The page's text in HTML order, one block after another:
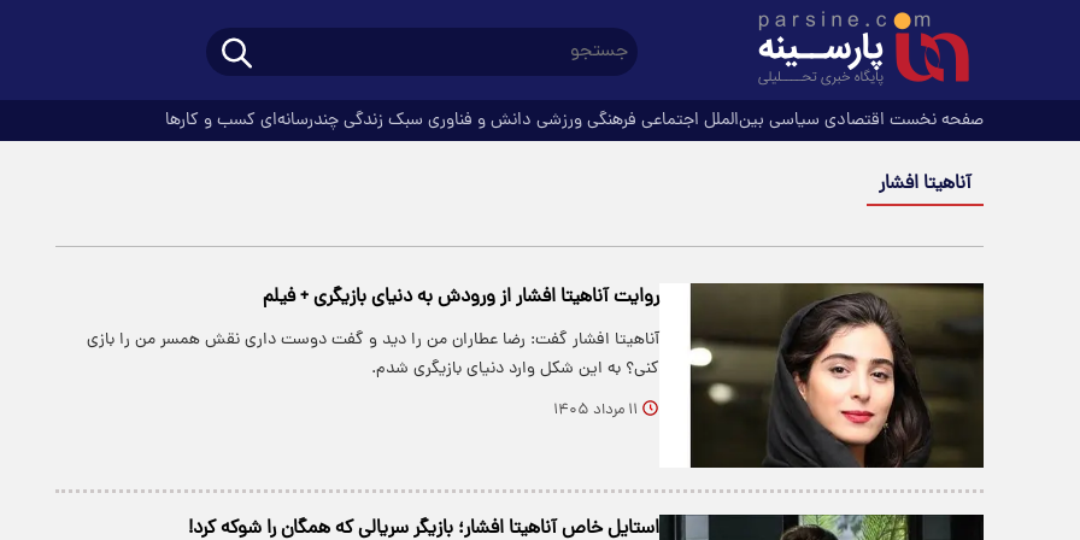
صفحه نخست اقتصادی سیاسی بین‌الملل اجتماعی فرهنگیورزشی دانش و فناوری سبک زندگیچندرسانه‌ای کسب و کارها
آناهیتا افشار
روایت آناهیتا افشار از ورودش به دنیای بازیگری + فیلم
آناهیتا افشار گفت: رضا عطاران من را دید و گفت دوست داری نقش همسر من را بازی
کنی؟ به این شکل وارد دنیای بازیگری شدم.
۱۱ مرداد ۱۴۰۵
استایل خاص آناهیتا افشار؛ بازیگر سریالی که همگان را شوکه کرد!